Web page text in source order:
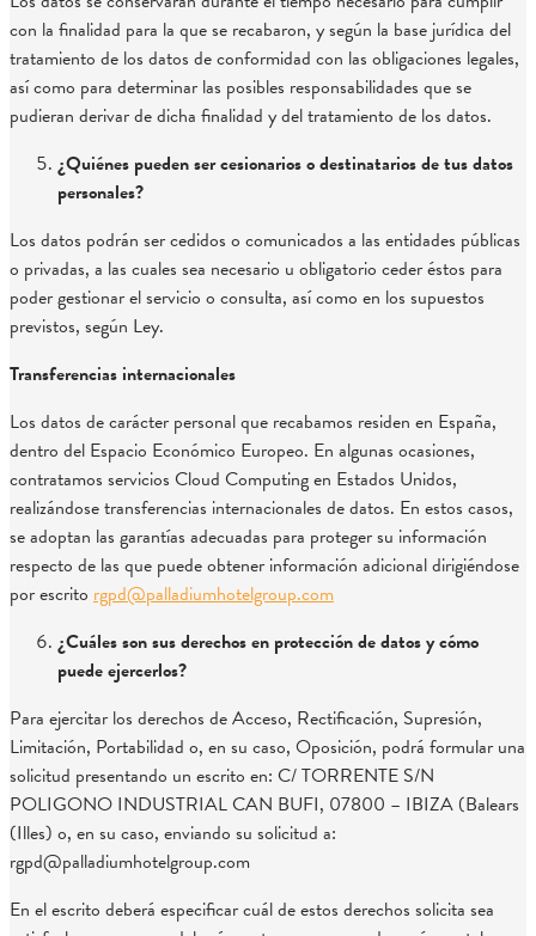
con la finalidad para la que se recabaron, y según la base jurídica del
tratamiento de los datos de conformidad con las obligaciones legales,
así como para determinar las posibles responsabilidades que se
pudieran derivar de dicha finalidad y del tratamiento de los datos.
¿Quiénes pueden ser cesionarios o destinatarios de tus datos
personales?
Los datos podrán ser cedidos o comunicados a las entidades públicas
o privadas, a las cuales sea necesario u obligatorio ceder éstos para
poder gestionar el servicio o consulta, así como en los supuestos
previstos, según Ley.
Transferencias internacionales
Los datos de carácter personal que recabamos residen en España,
dentro del Espacio Económico Europeo. En algunas ocasiones,
contratamos servicios Cloud Computing en Estados Unidos,
realizándose transferencias internacionales de datos. En estos casos,
se adoptan las garantías adecuadas para proteger su información
respecto de las que puede obtener información adicional dirigiéndose
por escrito rgpd@palladiumhotelgroup.com
¿Cuáles son sus derechos en protección de datos y cómo
puede ejercerlos?
Para ejercitar los derechos de Acceso, Rectificación, Supresión,
Limitación, Portabilidad o, en su caso, Oposición, podrá formular una
solicitud presentando un escrito en: C/ TORRENTE S/N
POLIGONO INDUSTRIAL CAN BUFI, 07800 – IBIZA (Balears
(Illes) o, en su caso, enviando su solicitud a:
rgpd@palladiumhotelgroup.com
En el escrito deberá especificar cuál de estos derechos solicita sea